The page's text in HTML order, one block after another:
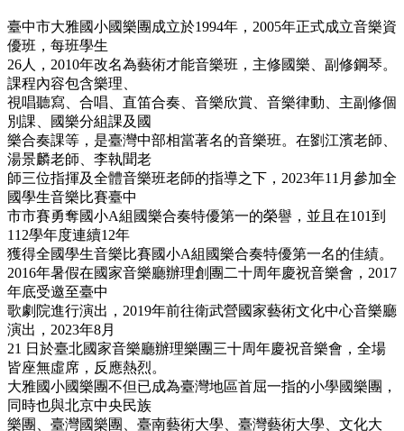
臺中市大雅國小國樂團成立於1994年，2005年正式成立音樂資
優班，每班學生
26人，2010年改名為藝術才能音樂班，主修國樂、副修鋼琴。
課程內容包含樂理、
視唱聽寫、合唱、直笛合奏、音樂欣賞、音樂律動、主副修個
別課、國樂分組課及國
樂合奏課等，是臺灣中部相當著名的音樂班。在劉江濱老師、
湯景麟老師、李執聞老
師三位指揮及全體音樂班老師的指導之下，2023年11月參加全
國學生音樂比賽臺中
市市賽勇奪國小A組國樂合奏特優第一的榮譽，並且在101到
112學年度連續12年
獲得全國學生音樂比賽國小A組國樂合奏特優第一名的佳績。
2016年暑假在國家音樂廳辦理創團二十周年慶祝音樂會，2017
年底受邀至臺中
歌劇院進行演出，2019年前往衛武營國家藝術文化中心音樂廳
演出，2023年8月
21 日於臺北國家音樂廳辦理樂團三十周年慶祝音樂會，全場
皆座無虛席，反應熱烈。
大雅國小國樂團不但已成為臺灣地區首屈一指的小學國樂團，
同時也與北京中央民族
樂團、臺灣國樂團、臺南藝術大學、臺灣藝術大學、文化大